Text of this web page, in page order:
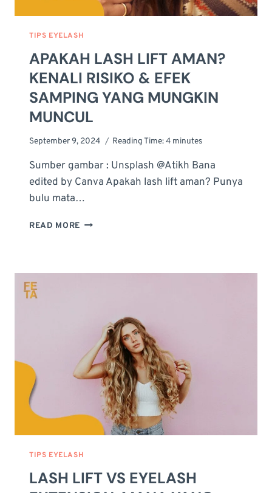
TIPS EYELASH
APAKAH LASH LIFT AMAN?
KENALI RISIKO & EFEK
SAMPING YANG MUNGKIN
MUNCUL
September 9, 2024 Reading Time:4 minutes
Sumber gambar : Unsplash @Atikh Bana
edited by Canva Apakah lash lift aman? Punya
bulu mata…
READ MORE APAKAH
KENALI
SAMPING
YANG
MUNGKIN
MUNCUL
TIPS EYELASH
LASH LIFT VS EYELASH